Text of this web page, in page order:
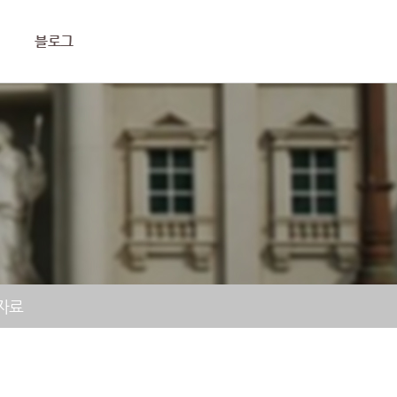
블로그
료